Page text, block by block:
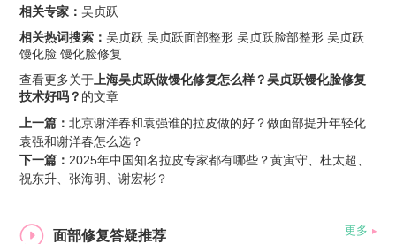
相关专家：吴贞跃
相关热词搜索：吴贞跃 吴贞跃面部整形 吴贞跃脸部整形 吴贞跃
馒化脸 馒化脸修复
查看更多关于 上海吴贞跃做馒化修复怎么样？吴贞跃馒化脸修复
技术好吗？ 的文章
上一篇：北京谢洋春和袁强谁的拉皮做的好？做面部提升年轻化
袁强和谢洋春怎么选？
下一篇： 2025年中国知名拉皮专家都有哪些？黄寅守、杜太超、
祝东升、张海明、谢宏彬？
面部修复答疑推荐 更多